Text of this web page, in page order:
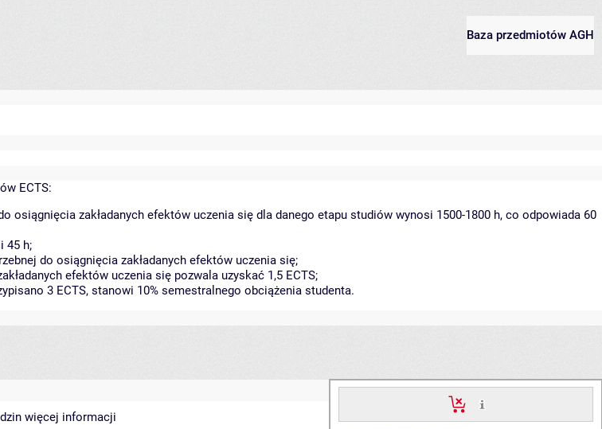
Baza przedmiotów AGH
ECTS:
osiągnięcia zakładanych efektów uczenia się dla danego etapu studiów wynosi 1500-1800 h, co odpowiada 60
45 h;
do osiągnięcia zakładanych efektów uczenia się;
efektów uczenia się pozwala uzyskać 1,5 ECTS;
3 ECTS, stanowi 10% semestralnego obciążenia studenta.
więcej informacji